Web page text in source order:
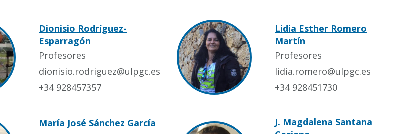
Dionisio Rodríguez-
Esparragón
Profesores
dionisio.rodriguez@ulpgc.es
+34 928457357
Lidia Esther Romero
Martín
Profesores
lidia.romero@ulpgc.es
+34 928451730
María José Sánchez García
J. Magdalena Santana